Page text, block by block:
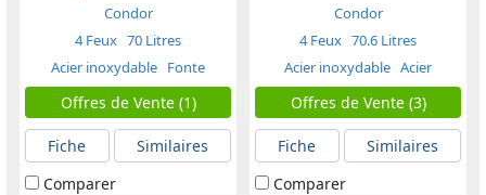
Condor
4 Feux 70 Litres
Acier inoxydable Fonte
Offres de Vente (1)
Fiche
Similaires
Comparer
Condor
4 Feux 70.6 Litres
Acier inoxydable Acier
Inoxydable inox
Offres de Vente (3)
Fiche
Similaires
Comparer